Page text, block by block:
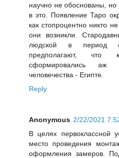
научно не обоснованы,
в это. Появление Таро
как стопроцентно никто
они возникли.
людской в период
предполагают, что
сформировались аж
человечества - Египте.
Reply
Anonymous 2/22/2021
В целях первоклассной
место проведения
оформления замеров.